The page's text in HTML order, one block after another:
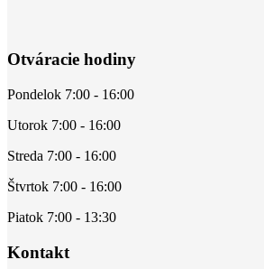
Otváracie hodiny
Pondelok 7:00 - 16:00
Utorok 7:00 - 16:00
Streda 7:00 - 16:00
Štvrtok 7:00 - 16:00
Piatok 7:00 - 13:30
Kontakt